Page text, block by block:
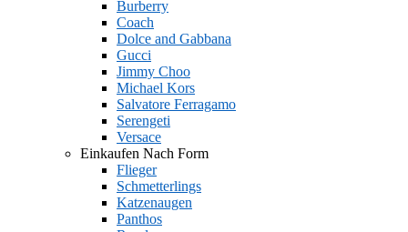
Burberry
Coach
Dolce and Gabbana
Gucci
Jimmy Choo
Michael Kors
Salvatore Ferragamo
Serengeti
Versace
Einkaufen Nach Form
Flieger
Schmetterlings
Katzenaugen
Panthos